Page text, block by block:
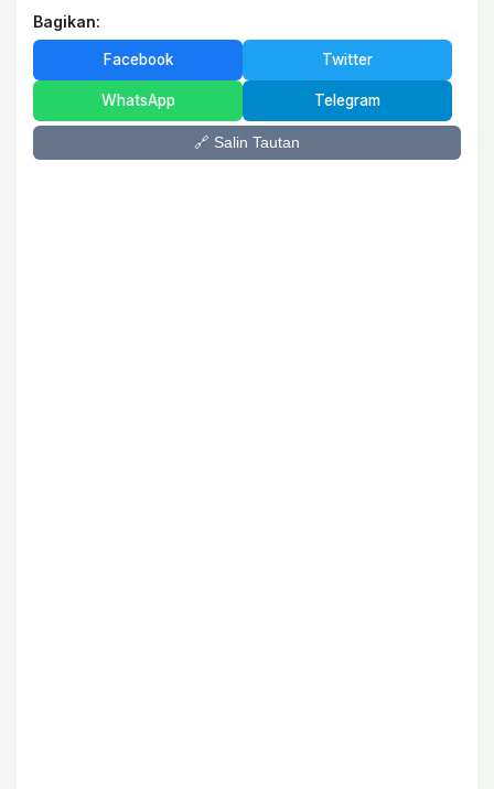
Bagikan:
Facebook Twitter
WhatsApp Telegram
🔗 Salin Tautan